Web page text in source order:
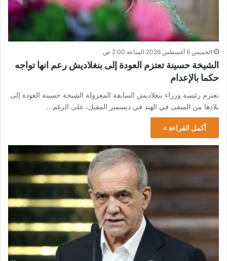
الخميس 6 أغسطس 2026 الساعة 2:00 ص
الشيخة حسينة تعتزم العودة إلى بنغلاديش رعم انها تواجه
حكما بالإعدام
تعتزم رئيسة وزراء بنغلاديش السابقة المعزولة الشيخة حسينة العودة إلى
بلادها من المنفى في الهند في ديسمبر المقبل، على الرغم…
أكمل القراءة »